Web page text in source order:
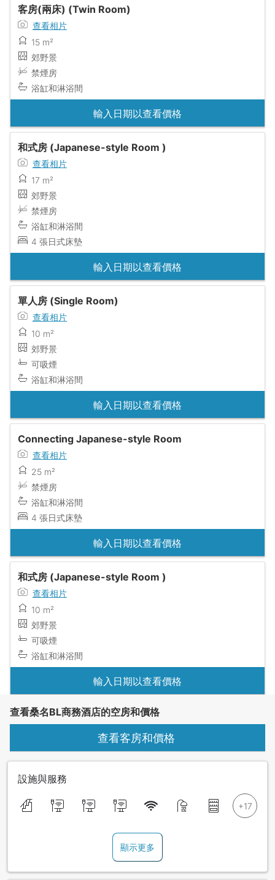
客房(兩床) (Twin Room)
查看相片
15 m²
郊野景
禁煙房
浴缸和淋浴間
輸入日期以查看價格
和式房 (Japanese-style Room )
查看相片
17 m²
郊野景
禁煙房
浴缸和淋浴間
4 張日式床墊
輸入日期以查看價格
單人房 (Single Room)
查看相片
10 m²
郊野景
可吸煙
浴缸和淋浴間
輸入日期以查看價格
Connecting Japanese-style Room
查看相片
25 m²
禁煙房
浴缸和淋浴間
4 張日式床墊
輸入日期以查看價格
和式房 (Japanese-style Room )
查看相片
10 m²
郊野景
可吸煙
浴缸和淋浴間
輸入日期以查看價格
查看桑名BL商務酒店的空房和價格
查看客房和價格
設施與服務
顯示更多